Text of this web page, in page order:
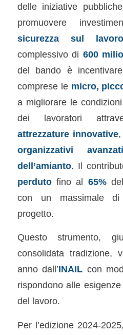
delle iniziative
promuovere
sicurezza sul lavoro
complessivo di 600
del bando è
comprese le micro,
a migliorare le
dei lavoratori
attrezzature innovative,
organizzativi avanzati
dell’amianto. Il
perdutofino al 65%
con un massimale di
progetto.
Questo strumento,
consolidata tradizione,
anno dall’INAIL con
rispondono alle
del lavoro.
Per l’edizione 2024-